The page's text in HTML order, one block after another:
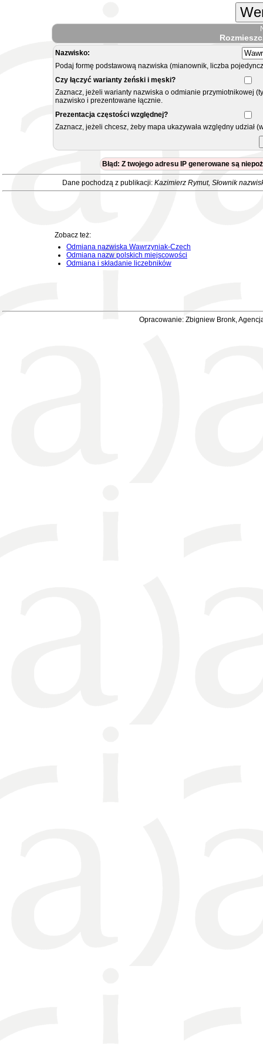
Nazwisko:
Podaj formę podstawową nazwiska (mianownik, liczba
Czy łączyć warianty żeński i męski?
Zaznacz, jeżeli warianty nazwiska o odmianie przymiotnikowej
nazwisko i prezentowane łącznie.
Prezentacja częstości względnej?
Zaznacz, jeżeli chcesz, żeby mapa ukazywała względny
Błąd: Z twojego adresu IP generowane są
Dane pochodzą z publikacji: Kazimierz Rymut, Słownik
Zobacz też:
Odmiana nazwiska Wawrzyniak-Czech
Odmiana nazw polskich miejscowości
Odmiana i składanie liczebników
Opracowanie: Zbigniew Bronk,